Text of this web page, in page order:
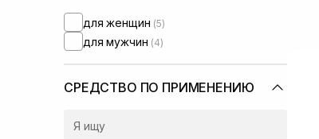
для женщин (5)
для мужчин (4)
СРЕДСТВО ПО ПРИМЕНЕНИЮ